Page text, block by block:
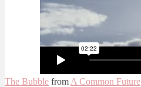
The Bubble from A Common Future